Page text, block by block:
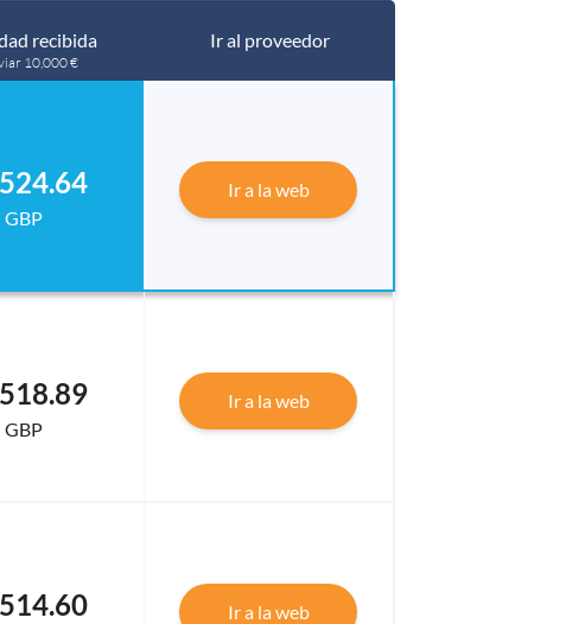
recibida
10,000 €
Ir al proveedor
GBP
Ir a la web
GBP
Ir a la web
Ir a la web